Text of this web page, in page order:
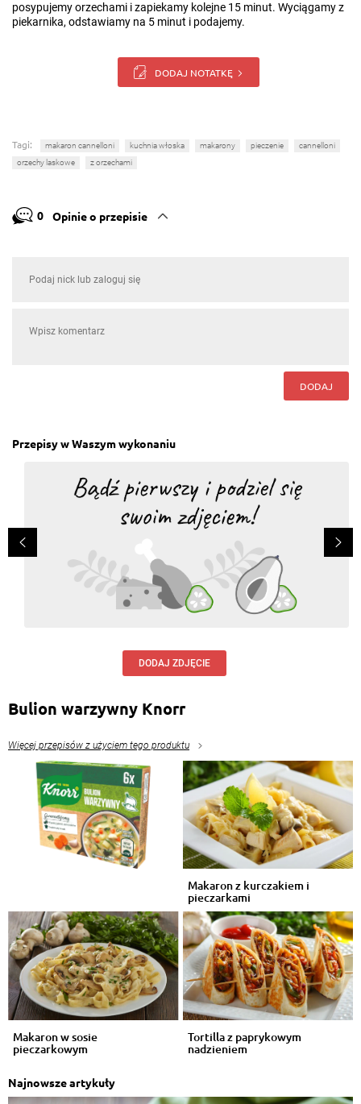
posypujemy orzechami i zapiekamy kolejne 15 minut. Wyciągamy z
piekarnika, odstawiamy na 5 minut i podajemy.
DODAJ NOTATKĘ
Tagi: makaron cannelloni kuchnia włoska makarony pieczenie
cannelloni
orzechy laskowe
z orzechami
0 Opinie o przepisie
DODAJ
Przepisy w Waszym wykonaniu
DODAJ ZDJĘCIE
Bulion warzywny Knorr
Więcej przepisów z użyciem tego produktu
Makaron z kurczakiem i
pieczarkami
Makaron w sosie
pieczarkowym
Tortilla z paprykowym
nadzieniem
Najnowsze artykuły